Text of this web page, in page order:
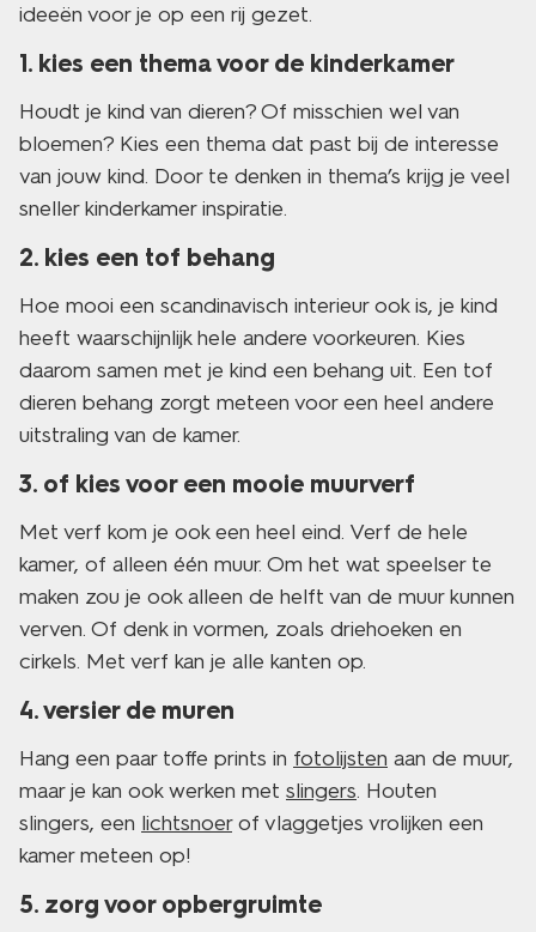
ideeën voor je op een rij gezet.
1. kies een thema voor de kinderkamer
Houdt je kind van dieren? Of misschien wel van
bloemen? Kies een thema dat past bij de interesse
van jouw kind. Door te denken in thema’s krijg je veel
sneller kinderkamer inspiratie.
2. kies een tof behang
Hoe mooi een scandinavisch interieur ook is, je kind
heeft waarschijnlijk hele andere voorkeuren. Kies
daarom samen met je kind een behang uit. Een tof
dieren behang zorgt meteen voor een heel andere
uitstraling van de kamer.
3. of kies voor een mooie muurverf
Met verf kom je ook een heel eind. Verf de hele
kamer, of alleen één muur. Om het wat speelser te
maken zou je ook alleen de helft van de muur kunnen
verven. Of denk in vormen, zoals driehoeken en
cirkels. Met verf kan je alle kanten op.
4. versier de muren
Hang een paar toffe prints in fotolijsten aan de muur,
maar je kan ook werken met slingers. Houten
slingers, een lichtsnoerof vlaggetjes vrolijken een
kamer meteen op!
5. zorg voor opbergruimte